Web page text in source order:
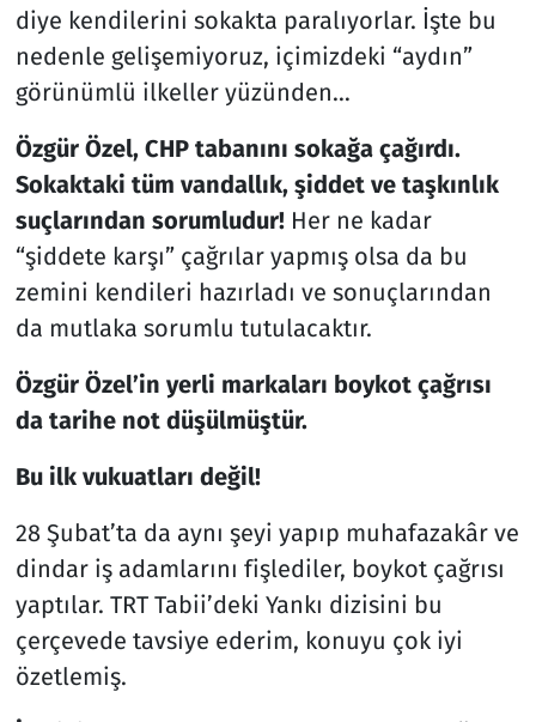
diye kendilerini sokakta paralıyorlar. İşte bu
nedenle gelişemiyoruz, içimizdeki “aydın”
görünümlü ilkeller yüzünden…
Özgür Özel, CHP tabanını sokağa çağırdı.
Sokaktaki tüm vandallık, şiddet ve taşkınlık
suçlarından sorumludur!Her ne kadar
“şiddete karşı” çağrılar yapmış olsa da bu
zemini kendileri hazırladı ve sonuçlarından
da mutlaka sorumlu tutulacaktır.
Özgür Özel’in yerli markaları boykot çağrısı
da tarihe not düşülmüştür.
Bu ilk vukuatları değil!
28 Şubat’ta da aynı şeyi yapıp muhafazakâr ve
dindar iş adamlarını fişlediler, boykot çağrısı
yaptılar. TRT Tabii’deki Yankı dizisini bu
çerçevede tavsiye ederim, konuyu çok iyi
özetlemiş.